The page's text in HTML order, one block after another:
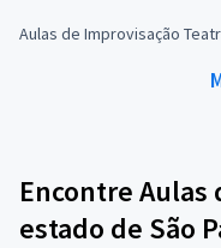
Aulas de Improvisação
Encontre Aulas
estado de São